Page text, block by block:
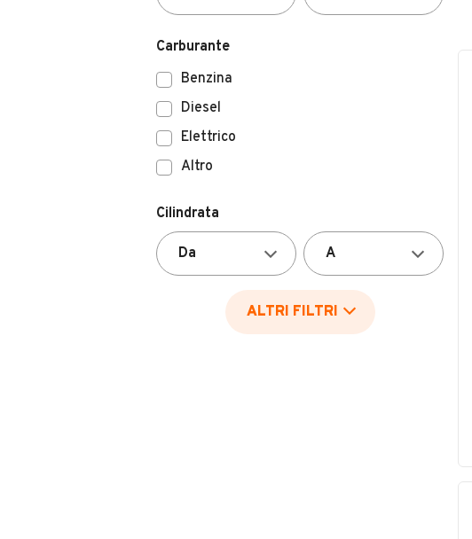
Carburante
Benzina
Diesel
Elettrico
Altro
Cilindrata
ALTRI FILTRI